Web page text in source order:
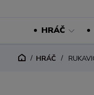
HRÁČ
HRÁČ